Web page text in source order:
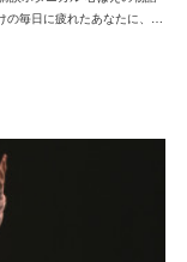
の毎日に疲れたあなたに、…